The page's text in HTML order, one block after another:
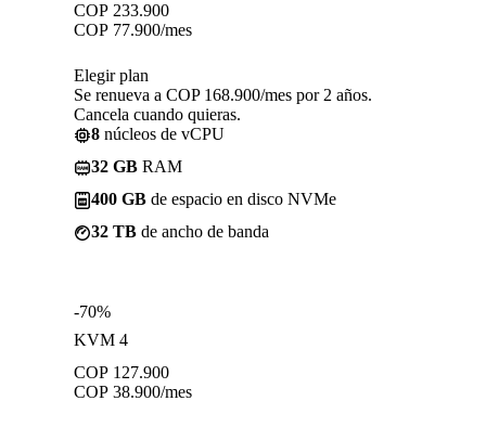
COP 233.900
COP 77.900/mes
Elegir plan
Se renueva a COP 168.900/mes por 2 años.
Cancela cuando quieras.
8 núcleos de vCPU
32 GB RAM
400 GB de espacio en disco NVMe
32 TB de ancho de banda
-70%
KVM 4
COP 127.900
COP 38.900/mes